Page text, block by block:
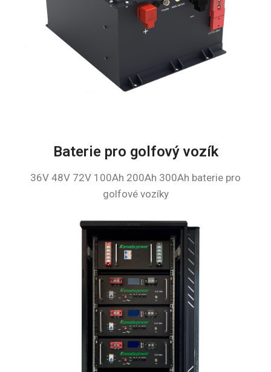
Baterie pro golfový vozík
36V 48V 72V 100Ah 200Ah 300Ah baterie pro
golfové vozíky